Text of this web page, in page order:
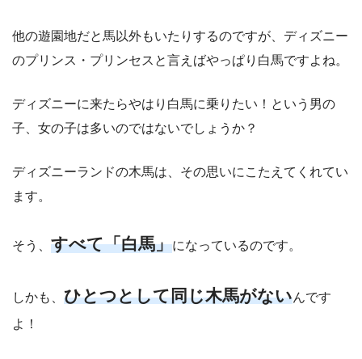
他の遊園地だと馬以外もいたりするのですが、ディズニー
のプリンス・プリンセスと言えばやっぱり白馬ですよね。
ディズニーに来たらやはり白馬に乗りたい！という男の
子、女の子は多いのではないでしょうか？
ディズニーランドの木馬は、その思いにこたえてくれてい
ます。
そう、 すべて「白馬」になっているのです。
しかも、 ひとつとして同じ木馬がないんです
よ！